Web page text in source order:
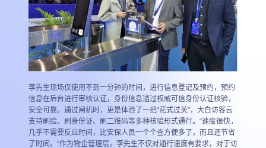
李先生现场仅使用不到一分钟的时间，进行信息登记及预约，预约
信息在后台进行审核认证，身份信息通过权威可信身份认证核验，
安全可靠。通过闸机时，更是体验了一把“花式过关”，大白访客云
支持刷脸、刷身份证、刷二维码等多种核验形式通行。“速度很快，
几乎不需要反应时间，比安保人员一个个查方便多了，而且还节省
了时间。”作为物企管理层，李先生不仅对通行速度有要求，对于访